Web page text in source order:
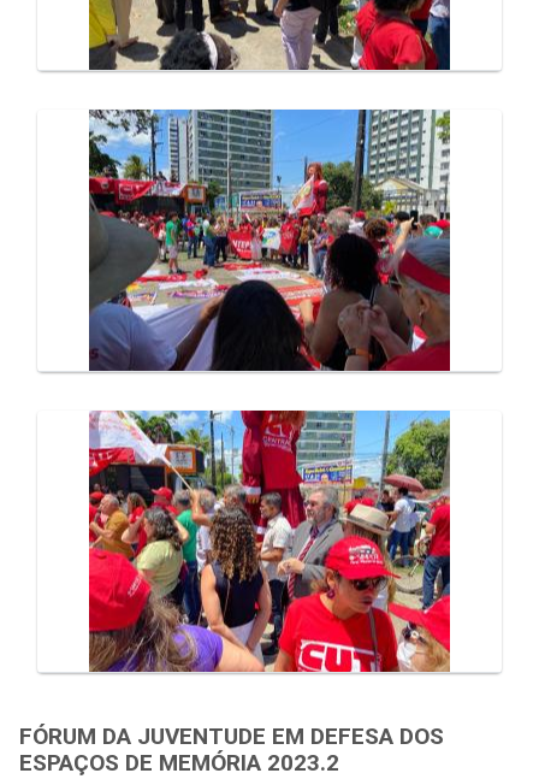
FÓRUM DA JUVENTUDE EM DEFESA DOS
ESPAÇOS DE MEMÓRIA 2023.2